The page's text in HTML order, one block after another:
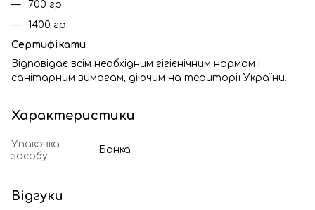
700 гр.
1400 гр.
Сертифікати
Відповідає всім необхідним гігієнічним нормам і
санітарним вимогам, діючим на території України.
Характеристики
Упаковка
засобу
Банка
Відгуки